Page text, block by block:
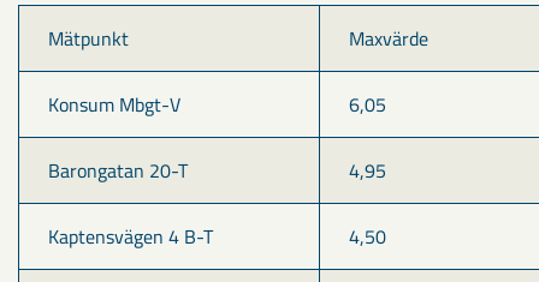
Mätpunkt Maxvärde
Konsum Mbgt-V 6,05
Barongatan 20-T 4,95
Kaptensvägen 4 B-T 4,50